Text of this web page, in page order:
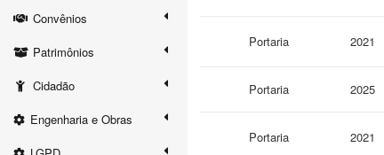
Convênios
Patrimônios
Cidadão
Engenharia e Obras
Portaria 2021
Portaria 2025
Portaria 2021